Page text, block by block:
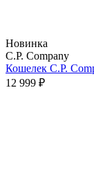
Новинка
C.P. Company
Кошелек C.P.
12 999 ₽